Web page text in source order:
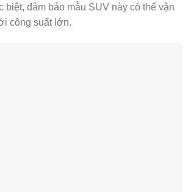
biệt, đảm bảo mẫu SUV này có thể vận
công suất lớn.